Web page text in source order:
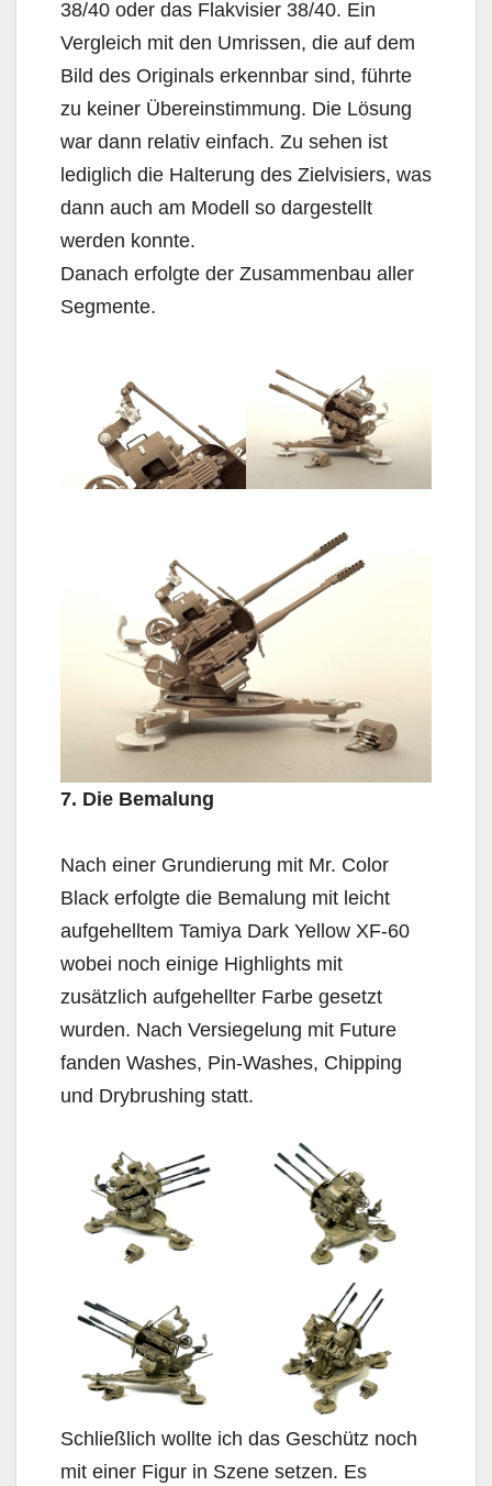
38/40 oder das Flakvisier 38/40. Ein
Vergleich mit den Umrissen, die auf dem
Bild des Originals erkennbar sind, führte
zu keiner Übereinstimmung. Die Lösung
war dann relativ einfach. Zu sehen ist
lediglich die Halterung des Zielvisiers, was
dann auch am Modell so dargestellt
werden konnte.
Danach erfolgte der Zusammenbau aller
Segmente.
7. Die Bemalung
Nach einer Grundierung mit Mr. Color
Black erfolgte die Bemalung mit leicht
aufgehelltem Tamiya Dark Yellow XF-60
wobei noch einige Highlights mit
zusätzlich aufgehellter Farbe gesetzt
wurden. Nach Versiegelung mit Future
fanden Washes, Pin-Washes, Chipping
und Drybrushing statt.
Schließlich wollte ich das Geschütz noch
mit einer Figur in Szene setzen. Es